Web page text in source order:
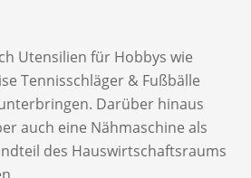
Utensilien für Hobbys wie
Tennisschläger & Fußbälle
Darüber hinaus
auch eine Nähmaschine als
des Hauswirtschaftsraums